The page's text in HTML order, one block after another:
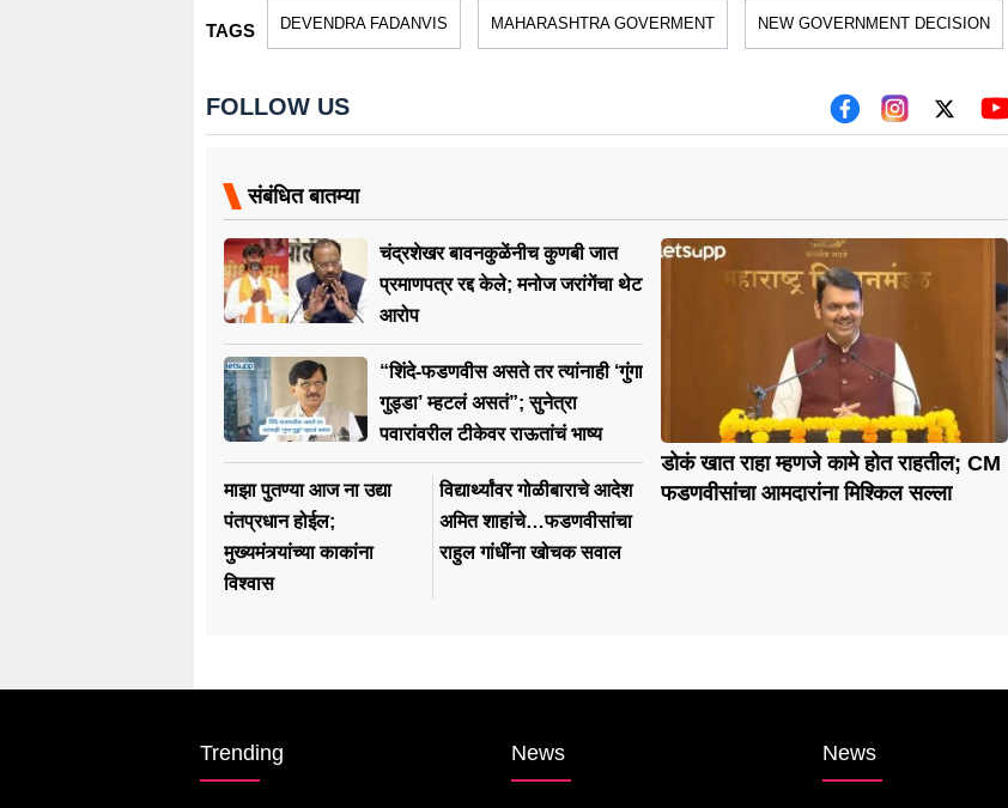
TAGS DEVENDRA FADANVIS MAHARASHTRA GOVERMENT NEW GOVERNMENT DECISION
FOLLOW US
संबंधित बातम्या
चंद्रशेखर बावनकुळेंनीच कुणबी जात
प्रमाणपत्र रद्द केले; मनोज जरांगेंचा थेट
आरोप
“शिंदे-फडणवीस असते तर त्यांनाही ‘गुंगा
गुड्डा’ म्हटलं असतं”; सुनेत्रा
पवारांवरील टीकेवर राऊतांचं भाष्य
माझा पुतण्या आज ना उद्या
पंतप्रधान होईल;
मुख्यमंत्र्यांच्या काकांना
विश्वास
विद्यार्थ्यांवर गोळीबाराचे आदेश
अमित शाहांचे…फडणवीसांचा
राहुल गांधींना खोचक सवाल
डोकं खात राहा म्हणजे कामे होत राहतील; CM
फडणवीसांचा आमदारांना मिश्किल सल्ला
Trending News News